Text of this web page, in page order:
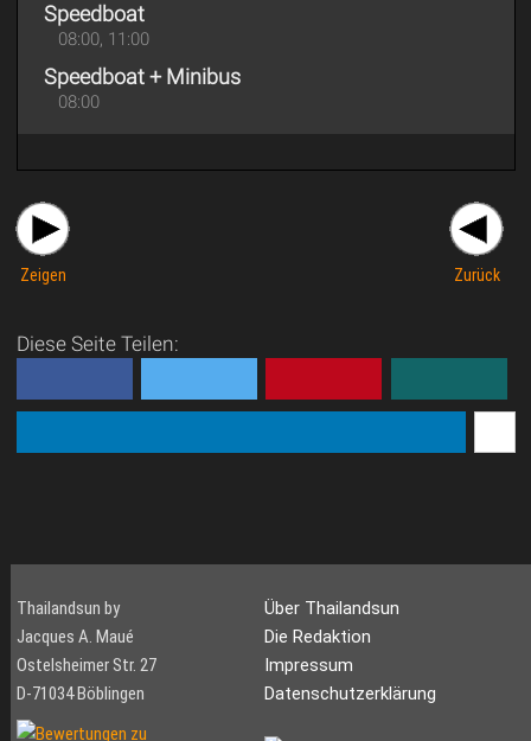
Speedboat
08:00, 11:00
Speedboat + Minibus
08:00
Zeigen Zurück
Diese Seite Teilen:
Thailandsun by
Jacques A. Maué
Ostelsheimer Str. 27
D-71034 Böblingen
Über Thailandsun
Die Redaktion
Impressum
Datenschutzerklärung